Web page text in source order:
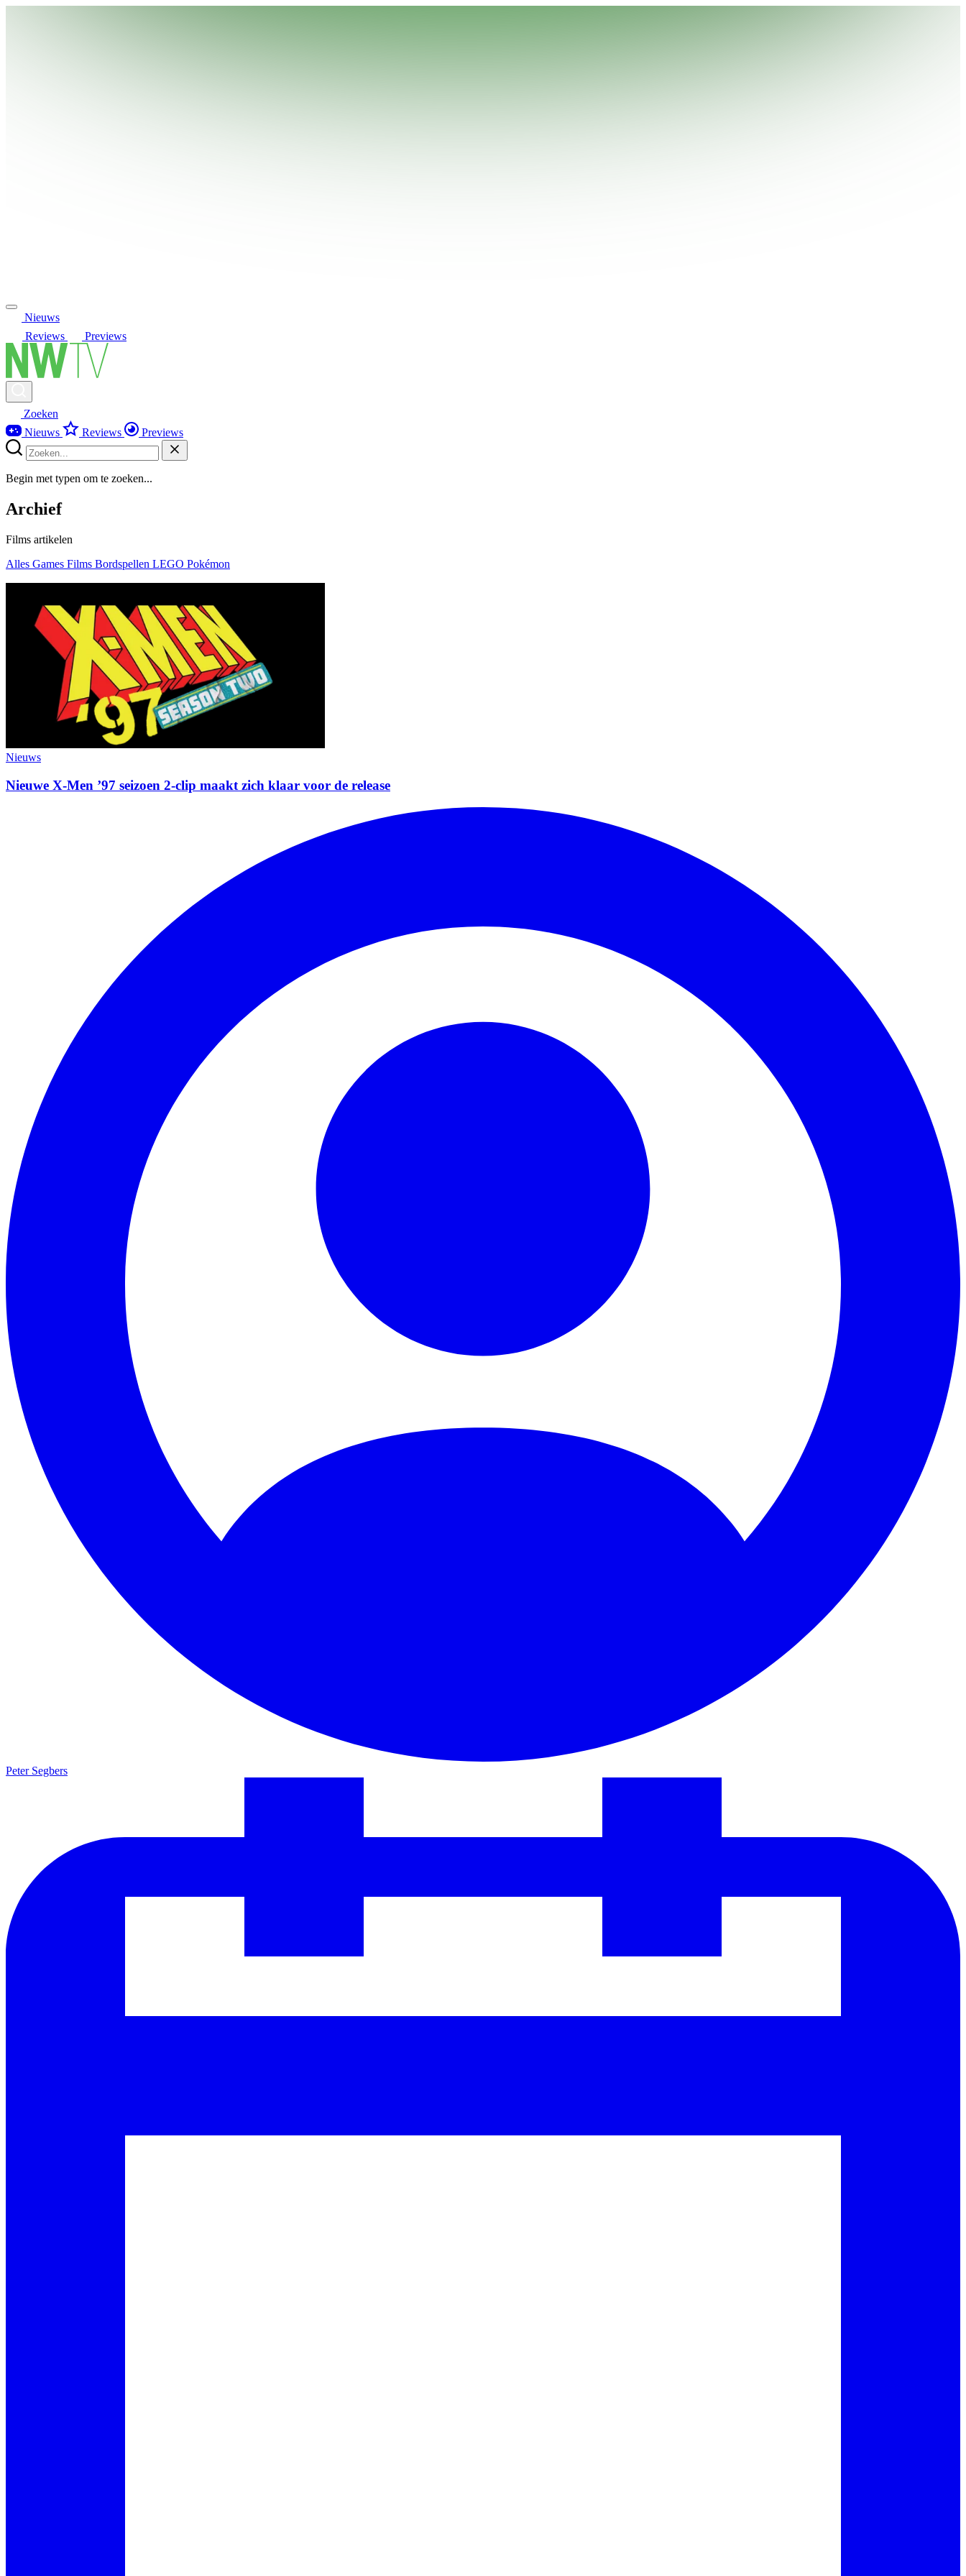
Nieuws
Reviews
Previews
Zoeken
Nieuws
Reviews Previews
Begin met typen om te zoeken...
Archief
Films artikelen
Alles Games Films Bordspellen LEGO Pokémon
Nieuws
Nieuwe X-Men ’97 seizoen 2-clip maakt zich klaar voor de release
Peter Segbers